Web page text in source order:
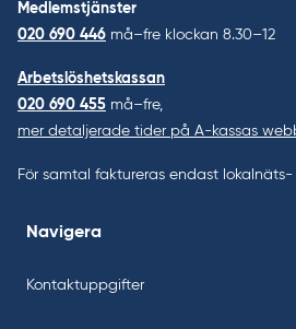
Medlemstjänster
020 690 446 må–fre klockan 8.30–12
Arbetslöshetskassan
020 690 455 må–fre,
mer detaljerade tider på A-kassas
För samtal faktureras endast
Navigera
Kontaktuppgifter